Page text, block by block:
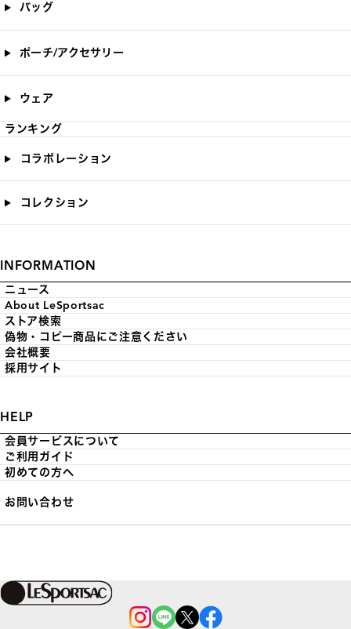
バッグ
ポーチ/アクセサリー
ウェア
ランキング
コラボレーション
コレクション
INFORMATION
ニュース
About LeSportsac
ストア検索
偽物・コピー商品にご注意ください
会社概要
採用サイト
HELP
会員サービスについて
ご利用ガイド
初めての方へ
お問い合わせ